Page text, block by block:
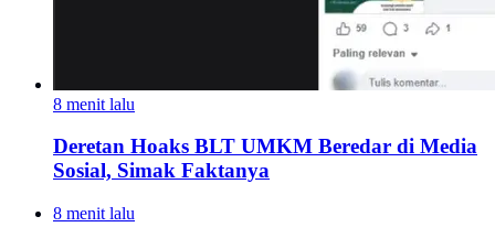
8 menit lalu
Deretan Hoaks BLT UMKM Beredar di Media
Sosial, Simak Faktanya
8 menit lalu